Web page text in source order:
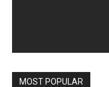
MOST POPULAR